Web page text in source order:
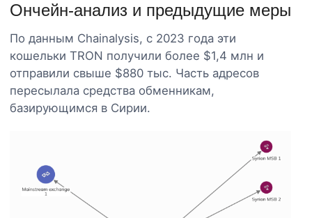
Ончейн-анализ и предыдущие меры
По данным Chainalysis, с 2023 года эти
кошельки TRON получили более $1,4 млн и
отправили свыше $880 тыс. Часть адресов
пересылала средства обменникам,
базирующимся в Сирии.